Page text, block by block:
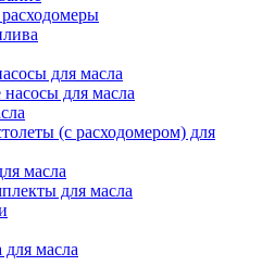
для масла
для масла
(с расходомером) для
масла
для масла
масла